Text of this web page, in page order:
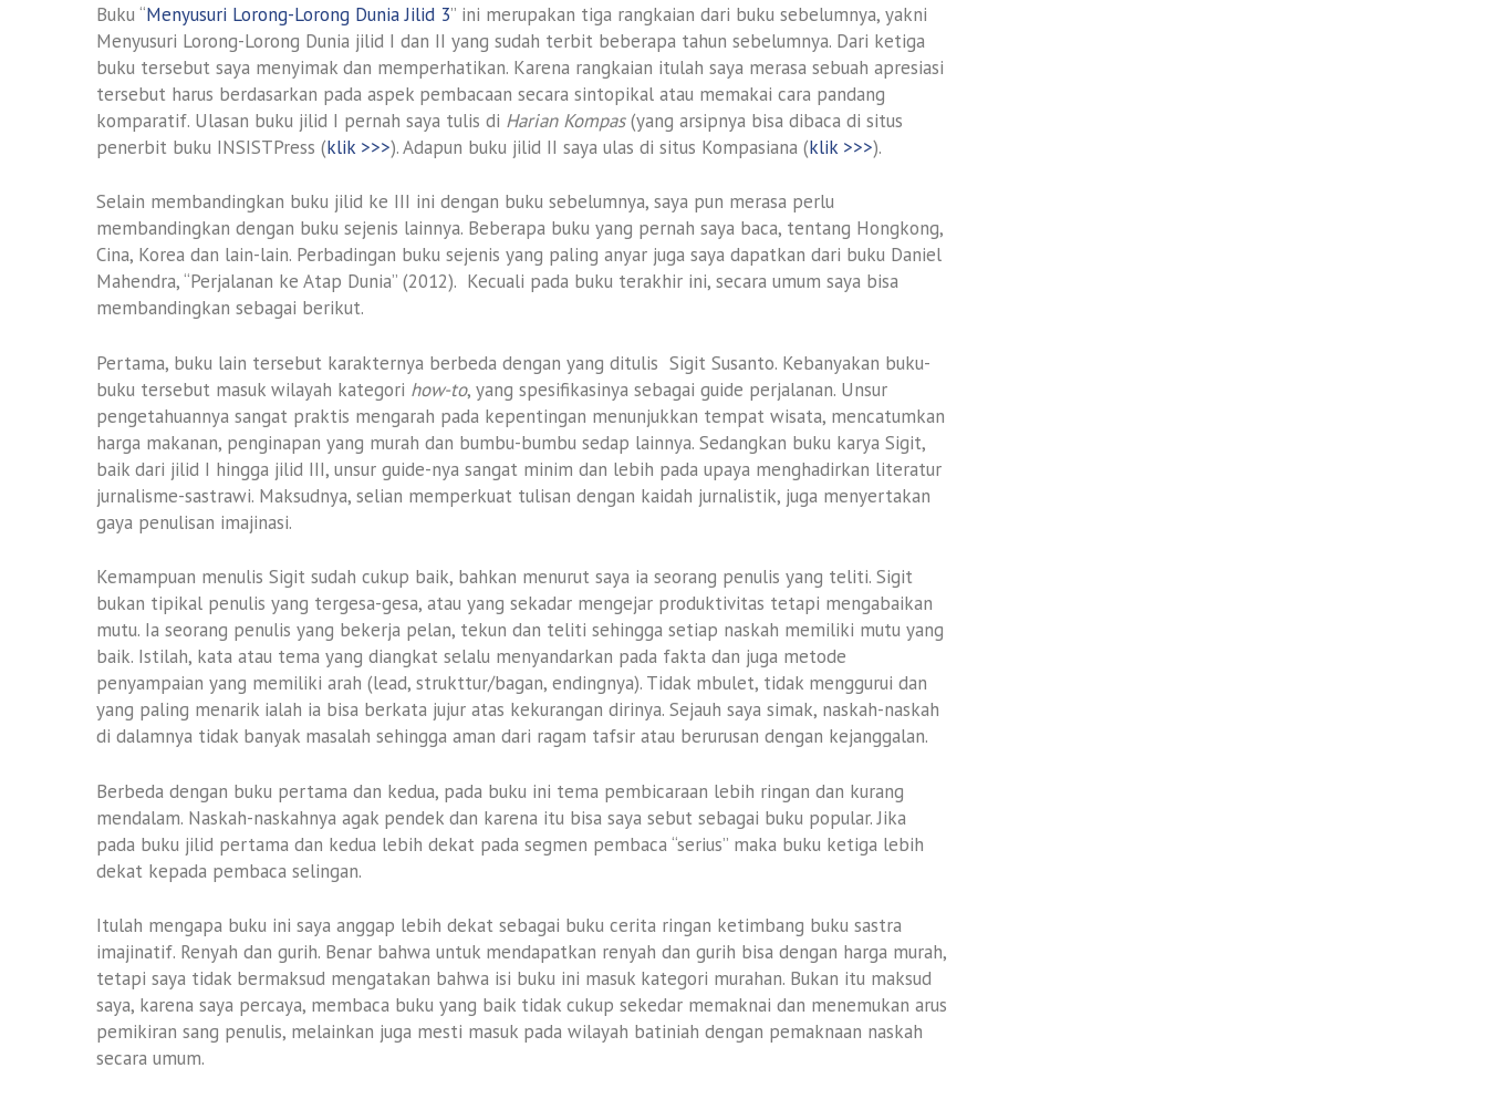
Buku “Menyusuri Lorong-Lorong Dunia Jilid 3” ini merupakan tiga rangkaian dari buku sebelumnya, yakni
Menyusuri Lorong-Lorong Dunia jilid I dan II yang sudah terbit beberapa tahun sebelumnya. Dari ketiga
buku tersebut saya menyimak dan memperhatikan. Karena rangkaian itulah saya merasa sebuah apresiasi
tersebut harus berdasarkan pada aspek pembacaan secara sintopikal atau memakai cara pandang
komparatif. Ulasan buku jilid I pernah saya tulis di Harian Kompas(yang arsipnya bisa dibaca di situs
penerbit buku INSISTPress (klik >>>). Adapun buku jilid II saya ulas di situs Kompasiana (klik >>>).
Selain membandingkan buku jilid ke III ini dengan buku sebelumnya, saya pun merasa perlu
membandingkan dengan buku sejenis lainnya. Beberapa buku yang pernah saya baca, tentang Hongkong,
Cina, Korea dan lain-lain. Perbadingan buku sejenis yang paling anyar juga saya dapatkan dari buku Daniel
Mahendra, “Perjalanan ke Atap Dunia” (2012). Kecuali pada buku terakhir ini, secara umum saya bisa
membandingkan sebagai berikut.
Pertama, buku lain tersebut karakternya berbeda dengan yang ditulis Sigit Susanto. Kebanyakan buku-
buku tersebut masuk wilayah kategori how-to, yang spesifikasinya sebagai guide perjalanan. Unsur
pengetahuannya sangat praktis mengarah pada kepentingan menunjukkan tempat wisata, mencatumkan
harga makanan, penginapan yang murah dan bumbu-bumbu sedap lainnya. Sedangkan buku karya Sigit,
baik dari jilid I hingga jilid III, unsur guide-nya sangat minim dan lebih pada upaya menghadirkan literatur
jurnalisme-sastrawi. Maksudnya, selian memperkuat tulisan dengan kaidah jurnalistik, juga menyertakan
gaya penulisan imajinasi.
Kemampuan menulis Sigit sudah cukup baik, bahkan menurut saya ia seorang penulis yang teliti. Sigit
bukan tipikal penulis yang tergesa-gesa, atau yang sekadar mengejar produktivitas tetapi mengabaikan
mutu. Ia seorang penulis yang bekerja pelan, tekun dan teliti sehingga setiap naskah memiliki mutu yang
baik. Istilah, kata atau tema yang diangkat selalu menyandarkan pada fakta dan juga metode
penyampaian yang memiliki arah (lead, strukttur/bagan, endingnya). Tidak mbulet, tidak menggurui dan
yang paling menarik ialah ia bisa berkata jujur atas kekurangan dirinya. Sejauh saya simak, naskah-naskah
di dalamnya tidak banyak masalah sehingga aman dari ragam tafsir atau berurusan dengan kejanggalan.
Berbeda dengan buku pertama dan kedua, pada buku ini tema pembicaraan lebih ringan dan kurang
mendalam. Naskah-naskahnya agak pendek dan karena itu bisa saya sebut sebagai buku popular. Jika
pada buku jilid pertama dan kedua lebih dekat pada segmen pembaca “serius” maka buku ketiga lebih
dekat kepada pembaca selingan.
Itulah mengapa buku ini saya anggap lebih dekat sebagai buku cerita ringan ketimbang buku sastra
imajinatif. Renyah dan gurih. Benar bahwa untuk mendapatkan renyah dan gurih bisa dengan harga murah,
tetapi saya tidak bermaksud mengatakan bahwa isi buku ini masuk kategori murahan. Bukan itu maksud
saya, karena saya percaya, membaca buku yang baik tidak cukup sekedar memaknai dan menemukan arus
pemikiran sang penulis, melainkan juga mesti masuk pada wilayah batiniah dengan pemaknaan naskah
secara umum.